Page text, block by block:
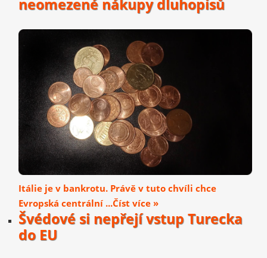
neomezené nákupy dluhopisů
Itálie je v bankrotu. Právě v tuto chvíli chce
Evropská centrální ...Číst více »
Švédové si nepřejí vstup Turecka
do EU